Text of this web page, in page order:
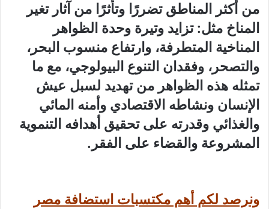
من أكثر المناطق تضررًا وتأثرًا من آثار تغير
المناخ مثل: تزايد وتيرة وحدة الظواهر
المناخية المتطرفة، وارتفاع منسوب البحر،
والتصحر، وفقدان التنوع البيولوجي، مع ما
تمثله هذه الظواهر من تهديد لسبل عيش
الإنسان ونشاطه الاقتصادي وأمنه المائي
والغذائي وقدرته على تحقيق أهدافه التنموية
المشروعة والقضاء على الفقر.
ونرصد لكم أهم مكتسبات استضافة مصر